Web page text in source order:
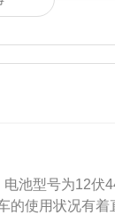
池型号为12伏
的使用状况有